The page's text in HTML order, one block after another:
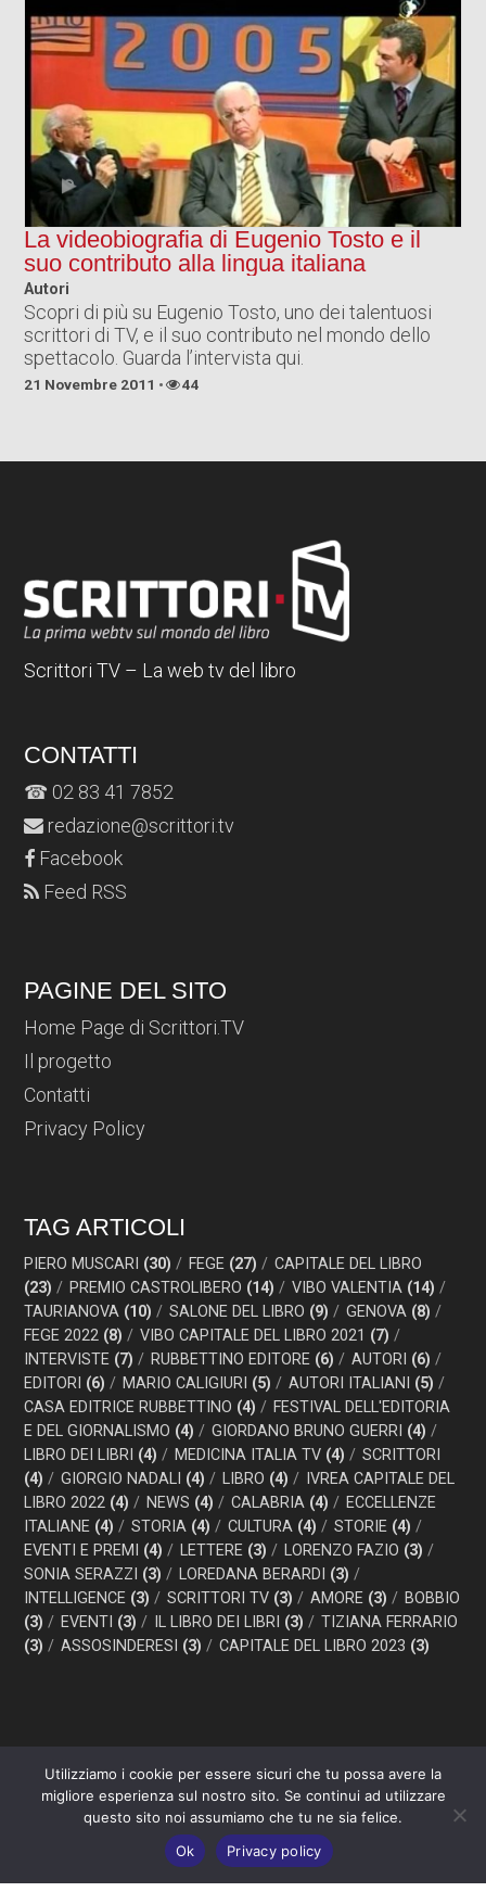
La videobiografia di Eugenio Tosto e il
suo contributo alla lingua italiana
Autori
Scopri di più su Eugenio Tosto, uno dei talentuosi
scrittori di TV, e il suo contributo nel mondo dello
spettacolo. Guarda l’intervista qui.
21 Novembre 2011 44
Scrittori TV – La web tv del libro
CONTATTI
☎ 02 83 41 7852
redazione@scrittori.tv
Facebook
Feed RSS
PAGINE DEL SITO
Home Page di Scrittori.TV
Il progetto
Contatti
Privacy Policy
TAG ARTICOLI
PIERO MUSCARI (30) FEGE (27)
CAPITALE DEL LIBRO
(23)
PREMIO CASTROLIBERO (14) VIBO VALENTIA (14)
TAURIANOVA (10) SALONE DEL LIBRO (9) GENOVA (8)
FEGE 2022 (8) VIBO CAPITALE DEL LIBRO 2021 (7)
INTERVISTE (7) RUBBETTINO EDITORE (6) AUTORI
(6)
EDITORI
(6) MARIO CALIGIURI (5) AUTORI ITALIANI
(5)
CASA EDITRICE RUBBETTINO (4)
FESTIVAL DELL'EDITORIA
E DEL GIORNALISMO (4) GIORDANO BRUNO GUERRI
(4)
LIBRO DEI LIBRI
(4) MEDICINA ITALIA TV (4)
SCRITTORI
(4)
GIORGIO NADALI (4) LIBRO (4)
IVREA CAPITALE DEL
LIBRO 2022 (4) NEWS (4) CALABRIA (4)
ECCELLENZE
ITALIANE (4) STORIA (4) CULTURA (4) STORIE (4)
EVENTI E PREMI
(4) LETTERE (3) LORENZO FAZIO (3)
SONIA SERAZZI
(3) LOREDANA BERARDI
(3)
INTELLIGENCE (3) SCRITTORI TV (3) AMORE (3)
BOBBIO
(3)
EVENTI (3) IL LIBRO DEI LIBRI (3)
TIZIANA FERRARIO
(3)
ASSOSINDERESI (3) CAPITALE DEL LIBRO 2023 (3)
© 2026 Tutti i diritti riservati | Realizzato da Piero Muscari
Storytailor - La tua comunicazione sarà tutta un’altra storia! Per
contattarmi, visita il mio sito webwww.pieromuscari.it| Questo
sito è di proprietà di: Duepuntozero srls P. Iva 03377590793 |
Privacy Policy
Utilizziamo i cookie per essere sicuri che tu possa avere la
migliore esperienza sul nostro sito. Se continui ad utilizzare
questo sito noi assumiamo che tu ne sia felice.
Ok
Privacy policy